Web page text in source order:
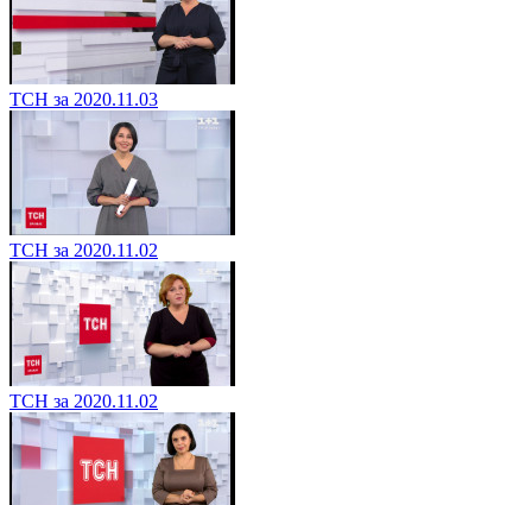
ТСН за 2020.11.03
ТСН за 2020.11.02
ТСН за 2020.11.02